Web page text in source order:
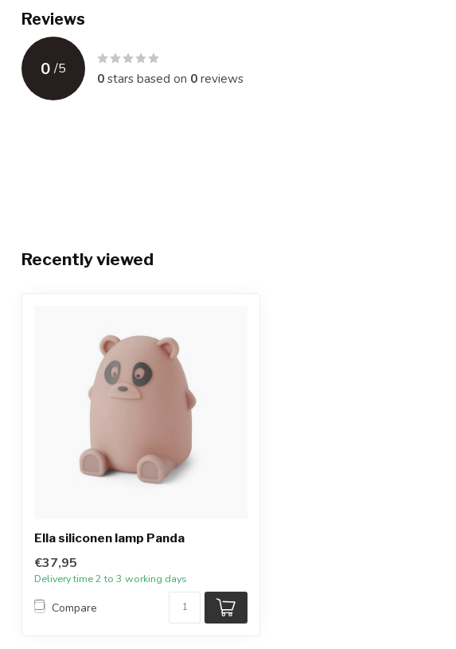
Reviews
0 /5
0stars based on 0reviews
Recently viewed
Ella siliconen lamp Panda
€37,95
Delivery time 2 to 3 working days
Compare